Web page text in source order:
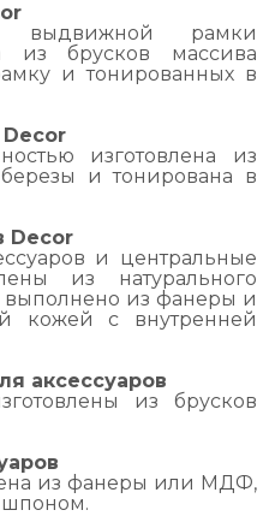
выдвижной рамки
из брусков массива
и тонированных в
Decor
изготовлена из
и тонирована в
Decor
и центральные
из натурального
из фанеры и
кожей с внутренней
аксессуаров
из брусков
из фанеры или МДФ,
шпоном.